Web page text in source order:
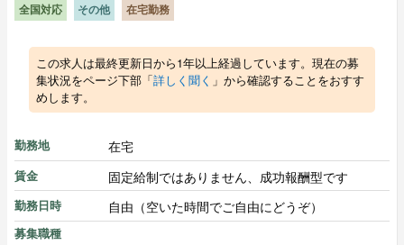
全国対応 その他 在宅勤務
この求人は最終更新日から1年以上経過しています。現在の募
集状況をページ下部「詳しく聞く 」から確認することをおすす
めします。
勤務地 在宅
賃金 固定給制ではありません、成功報酬型です
勤務日時 自由（空いた時間でご自由にどうぞ）
募集職種